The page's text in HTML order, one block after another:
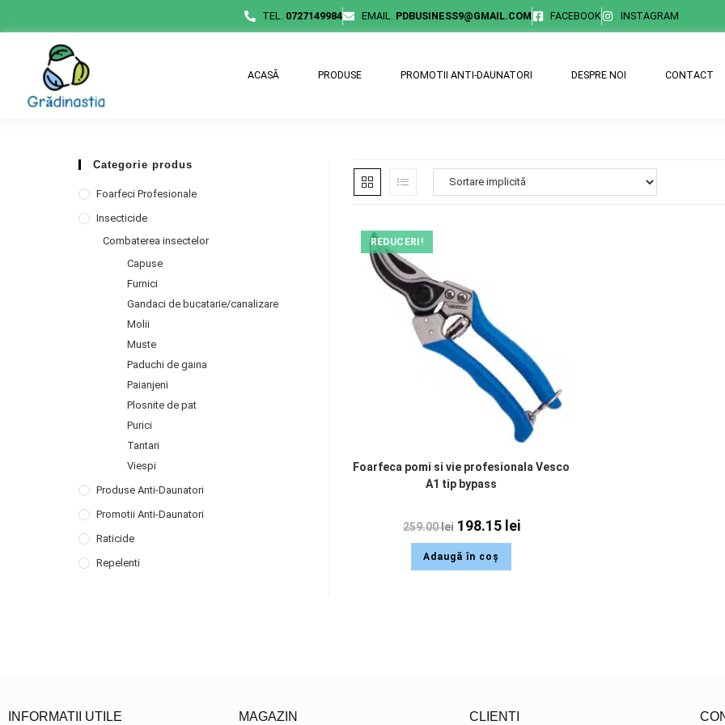
TEL. 0727149984 EMAIL. PDBUSINESS9@GMAIL.COM FACEBOOK INSTAGRAM
ACASĂ PRODUSE PROMOTII ANTI-DAUNATORI DESPRE NOI CONTACT
REDUCERI!
Foarfeca pomi si vie profesionala Vesco
A1 tip bypass
259.00lei 198.15 lei
Adaugă în coș
Categorie produs
Foarfeci Profesionale
Insecticide
Combaterea insectelor
Capuse
Furnici
Gandaci de bucatarie/canalizare
Molii
Muste
Paduchi de gaina
Paianjeni
Plosnite de pat
Purici
Tantari
Viespi
Produse Anti-Daunatori
Promotii Anti-Daunatori
Raticide
Repelenti
INFORMATII UTILE MAGAZIN CLIENTI